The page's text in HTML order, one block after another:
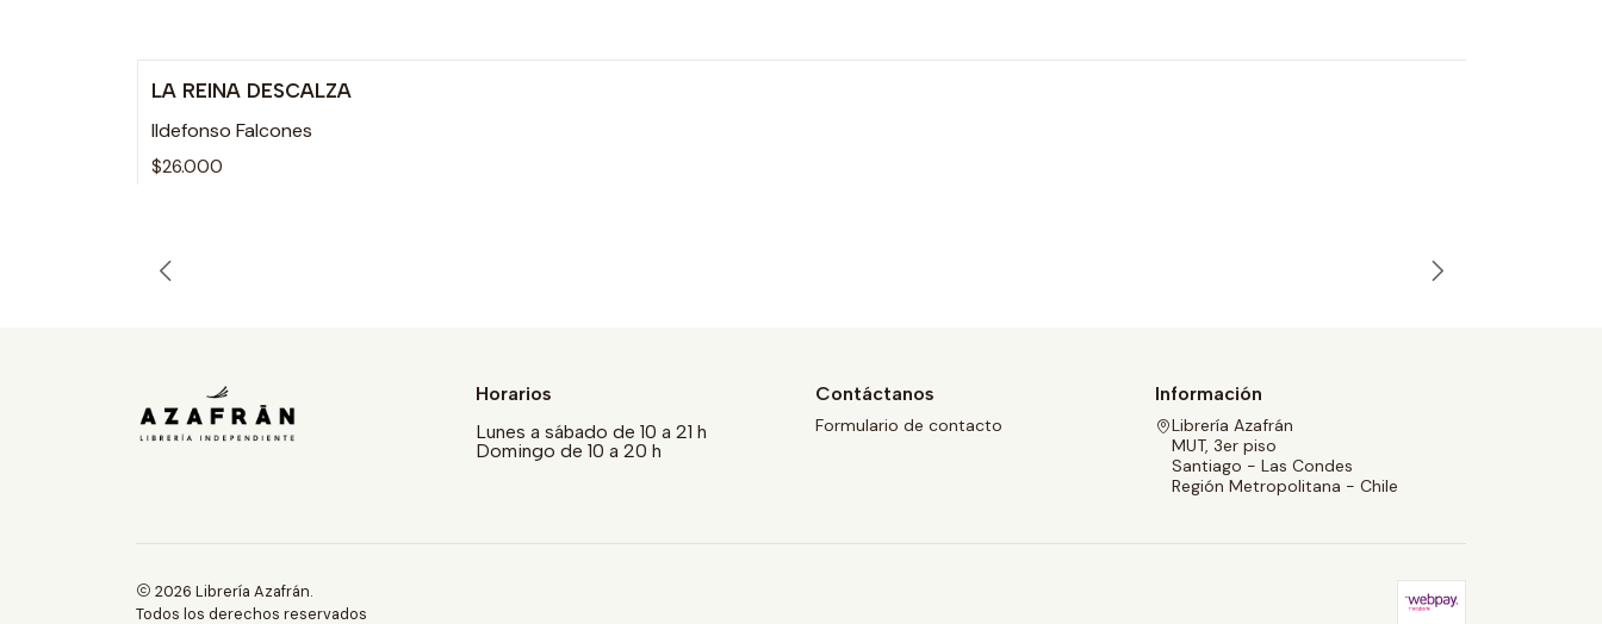
LA REINA DESCALZA
Ildefonso Falcones
$26.000
Horarios
Lunes a sábado de 10 a 21 h
Domingo de 10 a 20 h
Contáctanos
Formulario de contacto
Información
Librería Azafrán
MUT, 3er piso
Santiago - Las Condes
Región Metropolitana - Chile
2026 Librería Azafrán.
Todos los derechos reservados